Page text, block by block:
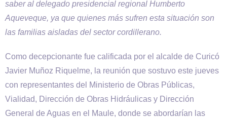
saber al delegado presidencial regional Humberto
Aqueveque, ya que quienes más sufren esta situación son
las familias aisladas del sector cordillerano.
Como decepcionante fue calificada por el alcalde de Curicó
Javier Muñoz Riquelme, la reunión que sostuvo este jueves
con representantes del Ministerio de Obras Públicas,
Vialidad, Dirección de Obras Hidráulicas y Dirección
General de Aguas en el Maule, donde se abordarían las